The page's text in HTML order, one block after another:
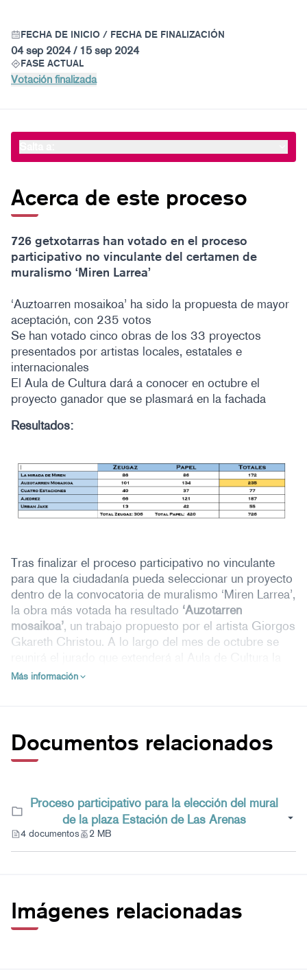
FECHA DE INICIO / FECHA DE FINALIZACIÓN
04 sep 2024 / 15 sep 2024
FASE ACTUAL
Votación finalizada
Acerca de este proceso
726 getxotarras han votado en el proceso
participativo no vinculante del certamen de
muralismo ‘Miren Larrea’
‘Auztoarren mosaikoa’ ha sido la propuesta de mayor
aceptación, con 235 votos
Se han votado cinco obras de los 33 proyectos
presentados por artistas locales, estatales e
internacionales
El Aula de Cultura dará a conocer en octubre el
proyecto ganador que se plasmará en la fachada
Resultados:
Tras finalizar el proceso participativo no vinculante
para que la ciudadanía pueda seleccionar un proyecto
dentro de la convocatoria de muralismo ‘Miren Larrea’,
la obra más votada ha resultado ‘Auzotarren
mosaikoa’, un trabajo propuesto por el artista Giorgos
Gkareth Christou. A lo largo del mes de octubre se
propuesta del proyecto definitivo que se llevará a
El proceso participativo ciudadano, llevado a cabo por
Más información
Documentos relacionados
Proceso participativo para la elección del mural
de la plaza Estación de Las Arenas
4 documentos 2 MB
Imágenes relacionadas